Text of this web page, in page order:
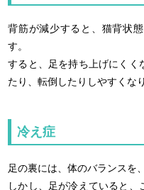
背筋が減少すると、猫背状
す。
すると、足を持ち上げにくく
たり、転倒したりしやすくな
冷え症
足の裏には、体のバランスを
しかし、足が冷えていると